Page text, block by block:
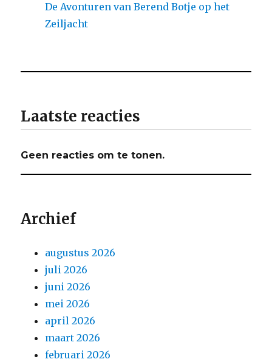
De Avonturen van Berend Botje op het
Zeiljacht
Laatste reacties
Geen reacties om te tonen.
Archief
augustus 2026
juli 2026
juni 2026
mei 2026
april 2026
maart 2026
februari 2026